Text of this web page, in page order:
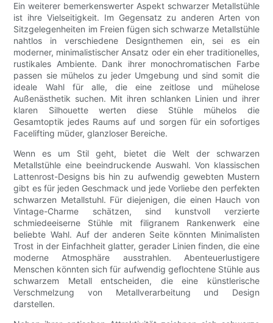
Ein weiterer bemerkenswerter Aspekt schwarzer Metallstühle
ist ihre Vielseitigkeit. Im Gegensatz zu anderen Arten von
Sitzgelegenheiten im Freien fügen sich schwarze Metallstühle
nahtlos in verschiedene Designthemen ein, sei es ein
moderner, minimalistischer Ansatz oder ein eher traditionelles,
rustikales Ambiente. Dank ihrer monochromatischen Farbe
passen sie mühelos zu jeder Umgebung und sind somit die
ideale Wahl für alle, die eine zeitlose und mühelose
Außenästhetik suchen. Mit ihren schlanken Linien und ihrer
klaren Silhouette werten diese Stühle mühelos die
Gesamtoptik jedes Raums auf und sorgen für ein sofortiges
Facelifting müder, glanzloser Bereiche.
Wenn es um Stil geht, bietet die Welt der schwarzen
Metallstühle eine beeindruckende Auswahl. Von klassischen
Lattenrost-Designs bis hin zu aufwendig gewebten Mustern
gibt es für jeden Geschmack und jede Vorliebe den perfekten
schwarzen Metallstuhl. Für diejenigen, die einen Hauch von
Vintage-Charme schätzen, sind kunstvoll verzierte
schmiedeeiserne Stühle mit filigranem Rankenwerk eine
beliebte Wahl. Auf der anderen Seite könnten Minimalisten
Trost in der Einfachheit glatter, gerader Linien finden, die eine
moderne Atmosphäre ausstrahlen. Abenteuerlustigere
Menschen könnten sich für aufwendig geflochtene Stühle aus
schwarzem Metall entscheiden, die eine künstlerische
Verschmelzung von Metallverarbeitung und Design
darstellen.